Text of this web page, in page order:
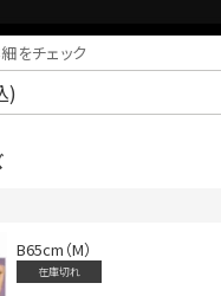
をチェック
B65cm（M）
在庫切れ